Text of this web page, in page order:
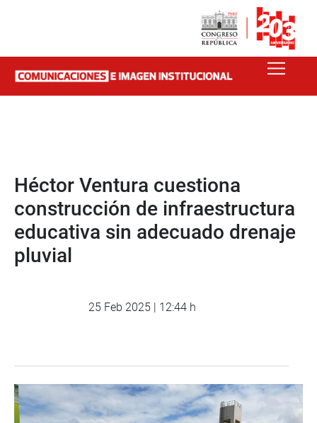
Héctor Ventura cuestiona
construcción de infraestructura
educativa sin adecuado drenaje
pluvial
25 Feb 2025 | 12:44 h